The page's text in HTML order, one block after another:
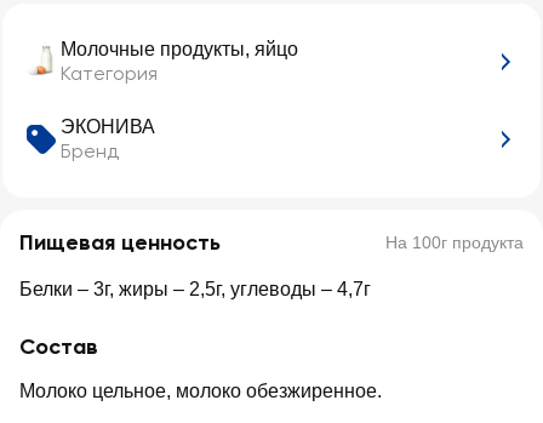
Молочные продукты, яйцо
Категория
ЭКОНИВА
Бренд
Пищевая ценность На 100г продукта
Белки – 3г, жиры – 2,5г, углеводы – 4,7г
Состав
Молоко цельное, молоко обезжиренное.